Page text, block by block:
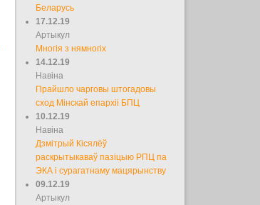
Беларусь
17.12.19
Артыкул
Многія з нямногіх
14.12.19
Навіна
Прайшло чарговы штогадовы
сход Мінскай епархіі БПЦ
10.12.19
Навіна
Дзмітрый Кісялёў
раскрытыкаваў пазіцыю РПЦ па
ЭКА і сурагатнаму мацярынству
09.12.19
Артыкул